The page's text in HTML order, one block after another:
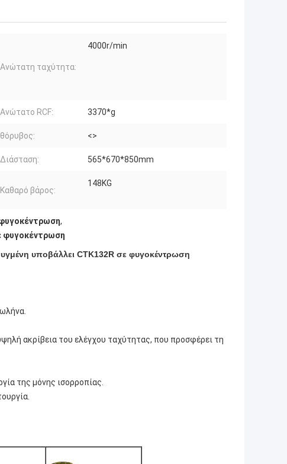
Ανώτατη ταχύτητα:
4000r/min
Ανώτατο RCF: 3370*g
θόρυβος: <>
Διάσταση: 565*670*850mm
Καθαρό βάρος:
148KG
,
φυγοκέντρωση
υποβάλλει CTK132R σε φυγοκέντρωση
ακρίβεια του ελέγχου ταχύτητας, που προσφέρει τη
της μόνης ισορροπίας.